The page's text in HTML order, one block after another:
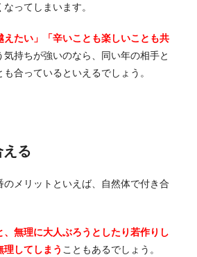
ってしまいます。
えたい」「辛いことも楽しいことも共
気持ちが強いのなら、同い年の相手と
合っているといえるでしょう。
える
のメリットといえば、自然体で付き合
無理に大人ぶろうとしたり若作りし
理してしまう こともあるでしょう。